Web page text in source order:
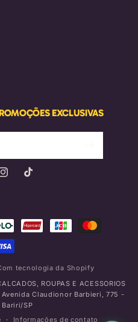
EXCLUSIVAS
TikTok
tecnologia da Shopify
ROUPAS E ACESSORIOS
Avenida Claudionor Barbieri, 775 -
SP
Informações de contato